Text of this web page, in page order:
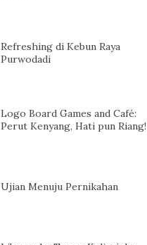
Refreshing di Kebun Raya
Purwodadi
Logo Board Games and Café:
Perut Kenyang, Hati pun Riang!
Ujian Menuju Pernikahan